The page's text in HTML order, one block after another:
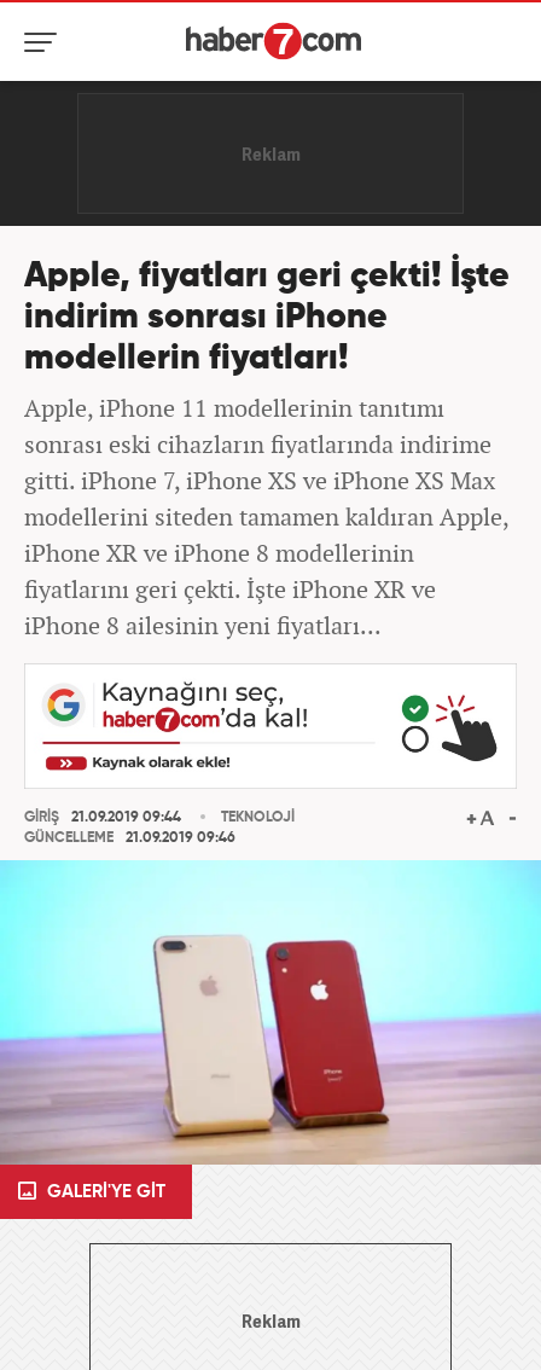
Apple, fiyatları geri çekti! İşte
indirim sonrası iPhone
modellerin fiyatları!
Apple, iPhone 11 modellerinin tanıtımı
sonrası eski cihazların fiyatlarında indirime
gitti. iPhone 7, iPhone XS ve iPhone XS Max
modellerini siteden tamamen kaldıran Apple,
iPhone XR ve iPhone 8 modellerinin
fiyatlarını geri çekti. İşte iPhone XR ve
iPhone 8 ailesinin yeni fiyatları...
GİRİŞ
21.09.2019 09:44
GÜNCELLEME
21.09.2019 09:46
TEKNOLOJİ
GALERİ'YE GİT